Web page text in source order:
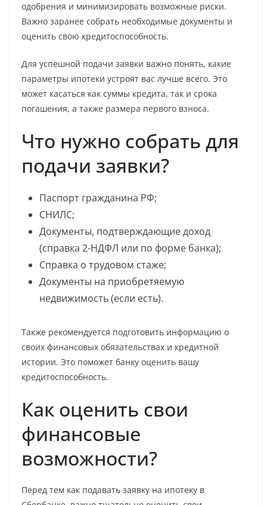
одобрения и минимизировать возможные риски.
Важно заранее собрать необходимые документы и
оценить свою кредитоспособность.
Для успешной подачи заявки важно понять, какие
параметры ипотеки устроят вас лучше всего. Это
может касаться как суммы кредита, так и срока
погашения, а также размера первого взноса.
Что нужно собрать для
подачи заявки?
Паспорт гражданина РФ;
СНИЛС;
Документы, подтверждающие доход
(справка 2-НДФЛ или по форме банка);
Справка о трудовом стаже;
Документы на приобретяемую
недвижимость (если есть).
Также рекомендуется подготовить информацию о
своих финансовых обязательствах и кредитной
истории. Это поможет банку оценить вашу
кредитоспособность.
Как оценить свои
финансовые
возможности?
Перед тем как подавать заявку на ипотеку в